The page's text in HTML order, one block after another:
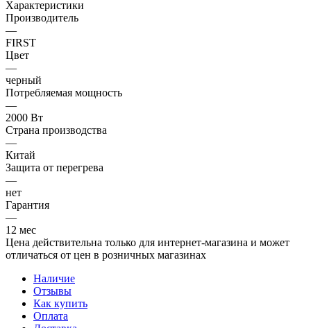
Характеристики
Производитель
—
FIRST
Цвет
—
черный
Потребляемая мощность
—
2000 Вт
Страна производства
—
Китай
Защита от перегрева
—
нет
Гарантия
—
12 мес
Цена действительна только для интернет-магазина и может
отличаться от цен в розничных магазинах
Наличие
Отзывы
Как купить
Оплата